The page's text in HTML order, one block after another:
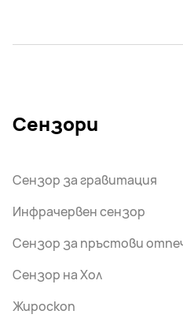
Сензори
Сензор за гравитация
Инфрачервен сензор
Сензор за пръстови
Сензор на Хол
Жироскоп